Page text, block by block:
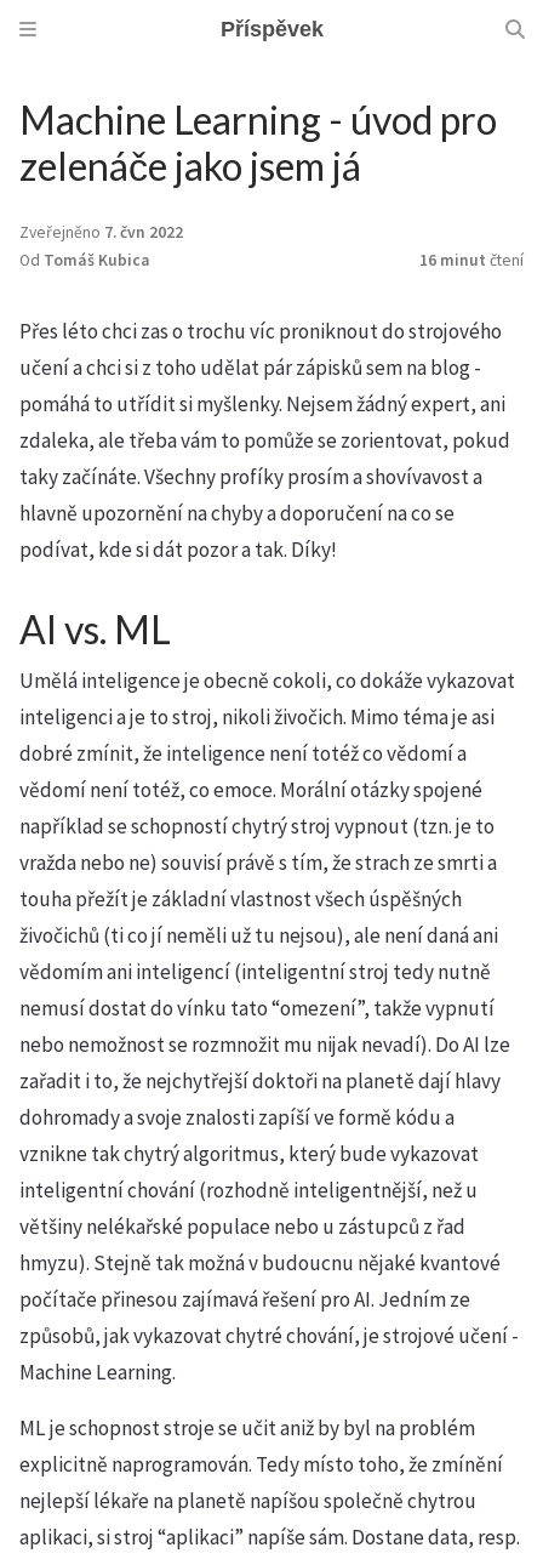
Příspěvek
Machine Learning - úvod pro
zelenáče jako jsem já
Zveřejněno 7. čvn 2022
Od Tomáš Kubica 16 minut čtení
Přes léto chci zas o trochu víc proniknout do strojového
učení a chci si z toho udělat pár zápisků sem na blog -
pomáhá to utřídit si myšlenky. Nejsem žádný expert, ani
zdaleka, ale třeba vám to pomůže se zorientovat, pokud
taky začínáte. Všechny profíky prosím a shovívavost a
hlavně upozornění na chyby a doporučení na co se
podívat, kde si dát pozor a tak. Díky!
AI vs. ML
Umělá inteligence je obecně cokoli, co dokáže vykazovat
inteligenci a je to stroj, nikoli živočich. Mimo téma je asi
dobré zmínit, že inteligence není totéž co vědomí a
vědomí není totéž, co emoce. Morální otázky spojené
například se schopností chytrý stroj vypnout (tzn. je to
vražda nebo ne) souvisí právě s tím, že strach ze smrti a
touha přežít je základní vlastnost všech úspěšných
živočichů (ti co jí neměli už tu nejsou), ale není daná ani
vědomím ani inteligencí (inteligentní stroj tedy nutně
nemusí dostat do vínku tato “omezení”, takže vypnutí
nebo nemožnost se rozmnožit mu nijak nevadí). Do AI lze
zařadit i to, že nejchytřejší doktoři na planetě dají hlavy
dohromady a svoje znalosti zapíší ve formě kódu a
vznikne tak chytrý algoritmus, který bude vykazovat
inteligentní chování (rozhodně inteligentnější, než u
většiny nelékařské populace nebo u zástupců z řad
hmyzu). Stejně tak možná v budoucnu nějaké kvantové
počítače přinesou zajímavá řešení pro AI. Jedním ze
způsobů, jak vykazovat chytré chování, je strojové učení -
Machine Learning.
ML je schopnost stroje se učit aniž by byl na problém
explicitně naprogramován. Tedy místo toho, že zmínění
nejlepší lékaře na planetě napíšou společně chytrou
aplikaci, si stroj “aplikaci” napíše sám. Dostane data, resp.